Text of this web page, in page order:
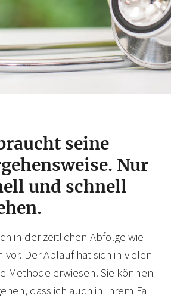
seine
Nur
und schnell
in der zeitlichen Abfolge wie
Der Ablauf hat sich in vielen
Methode erwiesen. Sie können
dass ich auch in Ihrem Fall